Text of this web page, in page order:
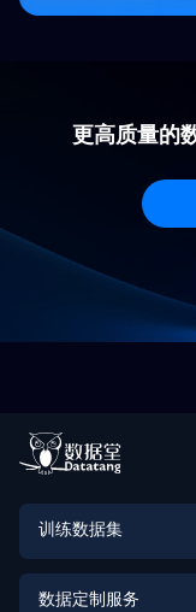
更高质量的
训练数据集
数据定制服务